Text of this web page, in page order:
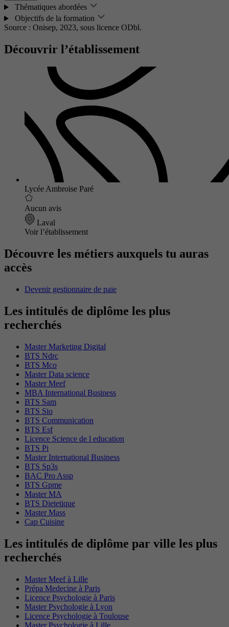
Thématiques abordées
Objectifs de la formation
Source : Onisep, 2023, sous licence ODbl.
Découvrir l’établissement
Lycée Ambroise Paré
Aucun avis
Laval
Voir l’établissement
Découvre les métiers auxquels tu auras
accès
Devenir gestionnaire de paie
Les intitulés de diplôme les plus
recherchés
Master Marketing Digital
BTS Ndrc
BTS Mco
Master Data science
Master Meef
MBA International Business
BTS Sam
BTS Sio
BTS Communication
BTS Esf
Licence Science de l education
BTS Pi
Master International Business
BTS Sp3s
BAC Pro Assp
BTS Gpme
Master MA
BTS Dietetique
Master Mass
Cap Cuisine
Les intitulés de diplôme par ville les plus
recherchés
Master Meef à Lille
Prépa Medecine à Paris
Licence Psychologie à Paris
Master Psychologie à Lyon
Licence Psychologie à Toulouse
Master Psychologie à Lille